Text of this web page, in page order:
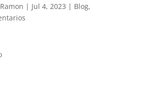
| Jul 4, 2023 | Blog,